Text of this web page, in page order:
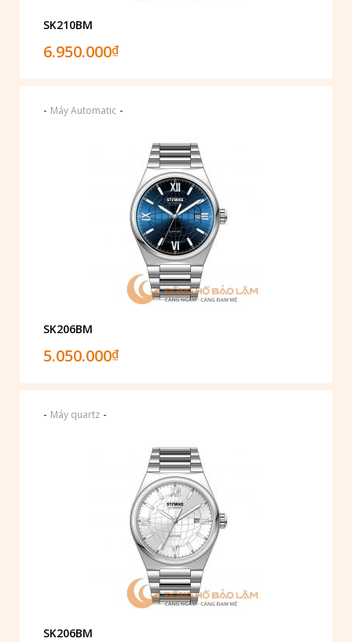
SK210BM
6.950.000₫
- Máy Automatic -
SK206BM
5.050.000₫
- Máy quartz -
SK206BM